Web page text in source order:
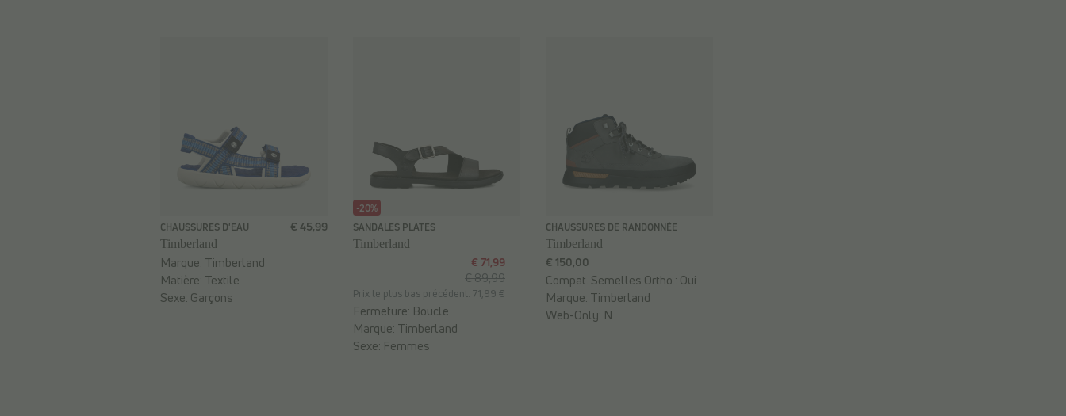
CHAUSSURES D'EAU
Timberland
€ 45,99
Marque: Timberland
Matière: Textile
Sexe: Garçons
-20%
SANDALES PLATES
Timberland
Prix le plus bas précédent: 71,99 €
€ 89,99
€ 71,99
Fermeture: Boucle
Marque: Timberland
Sexe: Femmes
CHAUSSURES DE RANDONNÉE
Timberland
€ 150,00
Compat. Semelles Ortho.: Oui
Marque: Timberland
Web-Only: N